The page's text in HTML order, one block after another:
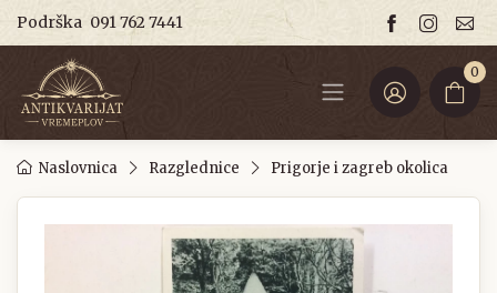
Podrška 091 762 7441
0
Naslovnica Razglednice Prigorje i zagreb okolica